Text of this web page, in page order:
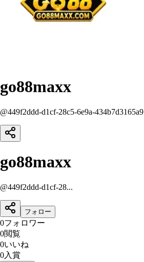
go88maxx
@449f2ddd-d1cf-28c5-6e9a-434b7d3165a9
go88maxx
@449f2ddd-d1cf-28...
フォロー
0フォロワー
0閲覧
0いいね
0入賞